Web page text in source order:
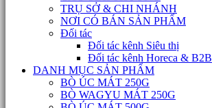
TRỤ SỞ & CHI NHÁNH
NƠI CÓ BÁN SẢN PHẨM
Đối tác
Đối tác kênh Siêu thị
Đối tác kênh Horeca & B2B
DANH MỤC SẢN PHẨM
BÒ ÚC MÁT 250G
BÒ WAGYU MÁT 250G